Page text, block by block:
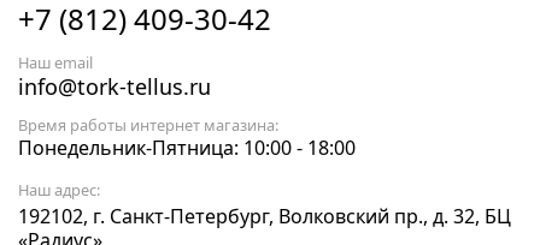
+7 (812) 409-30-42
Наш email
info@tork-tellus.ru
Время работы интернет магазина:
Понедельник-Пятница: 10:00 - 18:00
Наш адрес:
192102, г. Санкт-Петербург, Волковский пр., д. 32, БЦ
«Радиус»